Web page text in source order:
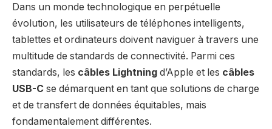
Dans un monde technologique en perpétuelle
évolution, les utilisateurs de téléphones intelligents,
tablettes et ordinateurs doivent naviguer à travers une
multitude de standards de connectivité. Parmi ces
standards, les câbles Lightning d’Apple et les câbles
USB-C se démarquent en tant que solutions de charge
et de transfert de données équitables, mais
fondamentalement différentes.